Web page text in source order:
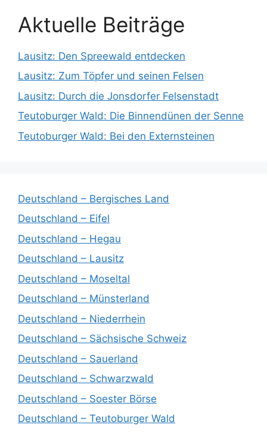
Aktuelle Beiträge
Lausitz: Den Spreewald entdecken
Lausitz: Zum Töpfer und seinen Felsen
Lausitz: Durch die Jonsdorfer Felsenstadt
Teutoburger Wald: Die Binnendünen der Senne
Teutoburger Wald: Bei den Externsteinen
Deutschland – Bergisches Land
Deutschland – Eifel
Deutschland – Hegau
Deutschland – Lausitz
Deutschland – Moseltal
Deutschland – Münsterland
Deutschland – Niederrhein
Deutschland – Sächsische Schweiz
Deutschland – Sauerland
Deutschland – Schwarzwald
Deutschland – Soester Börse
Deutschland – Teutoburger Wald